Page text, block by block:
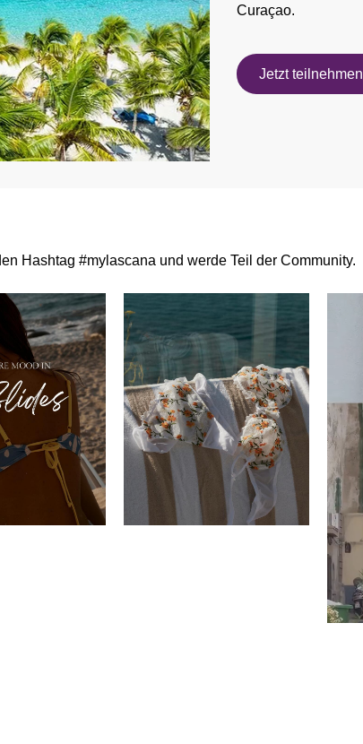
Curaçao.
Jetzt teilnehmen
Hashtag #mylascana und werde Teil der Community.